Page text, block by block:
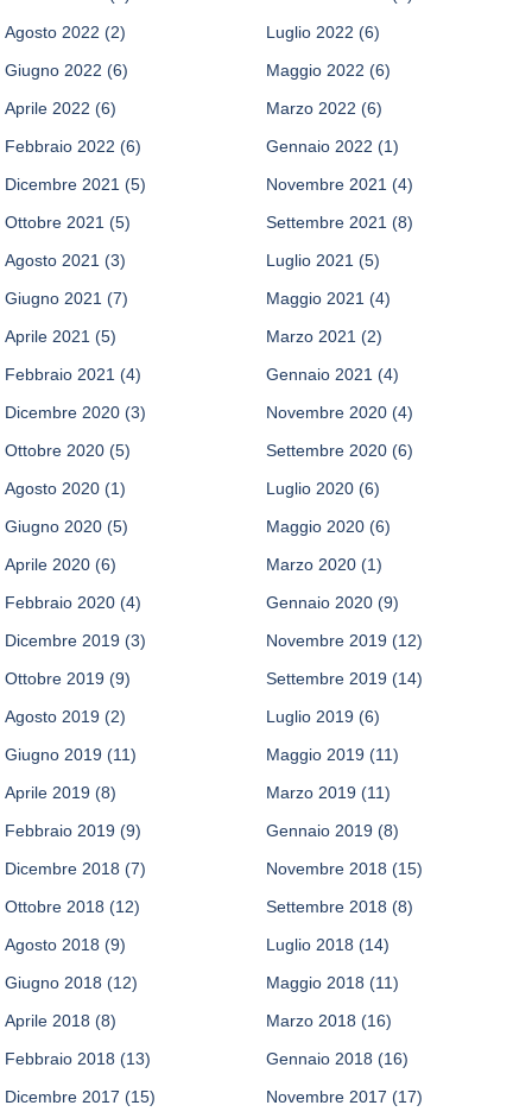
Agosto 2022 (2) Luglio 2022 (6)
Giugno 2022 (6) Maggio 2022 (6)
Aprile 2022 (6) Marzo 2022 (6)
Febbraio 2022 (6) Gennaio 2022 (1)
Dicembre 2021 (5) Novembre 2021 (4)
Ottobre 2021 (5) Settembre 2021 (8)
Agosto 2021 (3) Luglio 2021 (5)
Giugno 2021 (7) Maggio 2021 (4)
Aprile 2021 (5) Marzo 2021 (2)
Febbraio 2021 (4) Gennaio 2021 (4)
Dicembre 2020 (3) Novembre 2020 (4)
Ottobre 2020 (5) Settembre 2020 (6)
Agosto 2020 (1) Luglio 2020 (6)
Giugno 2020 (5) Maggio 2020 (6)
Aprile 2020 (6) Marzo 2020 (1)
Febbraio 2020 (4) Gennaio 2020 (9)
Dicembre 2019 (3) Novembre 2019 (12)
Ottobre 2019 (9) Settembre 2019 (14)
Agosto 2019 (2) Luglio 2019 (6)
Giugno 2019 (11) Maggio 2019 (11)
Aprile 2019 (8) Marzo 2019 (11)
Febbraio 2019 (9) Gennaio 2019 (8)
Dicembre 2018 (7) Novembre 2018 (15)
Ottobre 2018 (12) Settembre 2018 (8)
Agosto 2018 (9) Luglio 2018 (14)
Giugno 2018 (12) Maggio 2018 (11)
Aprile 2018 (8) Marzo 2018 (16)
Febbraio 2018 (13) Gennaio 2018 (16)
Dicembre 2017 (15) Novembre 2017 (17)